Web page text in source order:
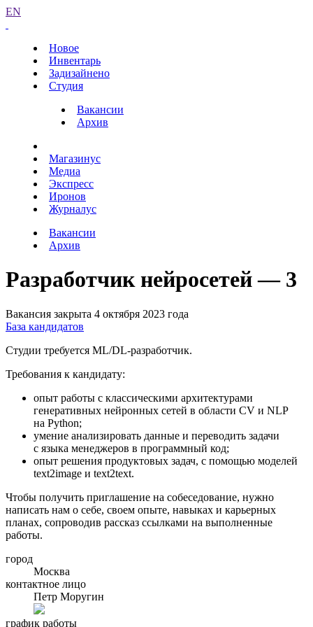
EN
Новое
Инвентарь
Задизайнено
Студия
Вакансии
Архив
Магазинус
Медиа
Экспресс
Иронов
Журналус
Вакансии
Архив
Разработчик нейросетей — 3
Вакансия закрыта 4 октября 2023 года
База кандидатов
Студии требуется ML/DL-разработчик.
Требования к кандидату:
опыт работы с классическими архитектурами
генеративных нейронных сетей в области CV и NLP
на Python;
умение анализировать данные и переводить задачи
с языка менеджеров в программный код;
опыт решения продуктовых задач, с помощью моделей
text2image и text2text.
Чтобы получить приглашение на собеседование, нужно
написать нам о себе, своем опыте, навыках и карьерных
планах, сопроводив рассказ ссылками на выполненные
работы.
город
Москва
контактное лицо
Петр Моругин
график работы